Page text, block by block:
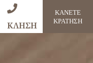
ΚΛΗΣΗ
ΚΑΝΕΤΕ
ΚΡΑΤΗΣΗ